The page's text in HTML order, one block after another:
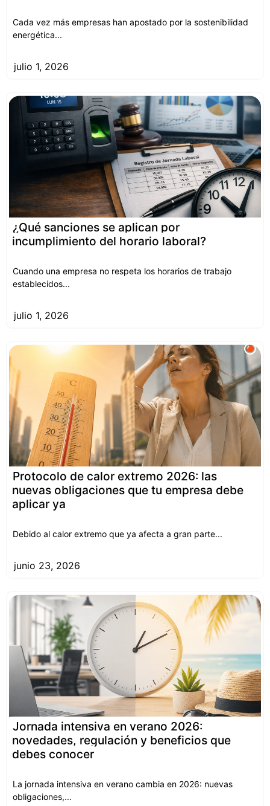
Cada vez más empresas han apostado por la sostenibilidad
energética...
julio 1, 2026
¿Qué sanciones se aplican por
incumplimiento del horario laboral?
Cuando una empresa no respeta los horarios de trabajo
establecidos...
julio 1, 2026
Protocolo de calor extremo 2026: las
nuevas obligaciones que tu empresa debe
aplicar ya
Debido al calor extremo que ya afecta a gran parte...
junio 23, 2026
Jornada intensiva en verano 2026:
novedades, regulación y beneficios que
debes conocer
La jornada intensiva en verano cambia en 2026: nuevas
obligaciones,...